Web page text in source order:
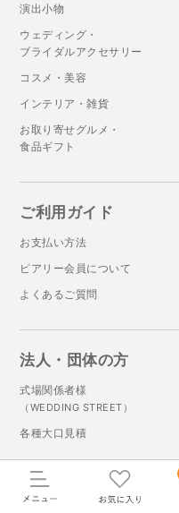
演出小物
ウェディング・
ブライダルアクセサリー
コスメ・美容
インテリア・雑貨
お取り寄せグルメ・
食品ギフト
ご利用ガイド
お支払い方法
ピアリー会員について
よくあるご質問
法人・団体の方
式場関係者様
（WEDDING STREET）
各種大口見積